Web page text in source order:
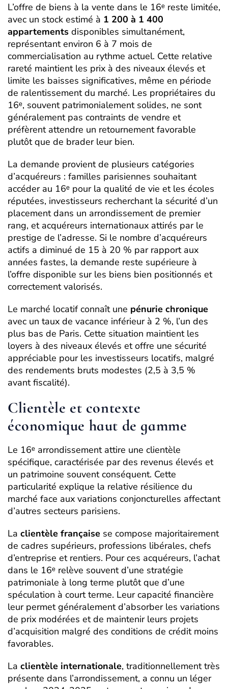
L’offre de biens à la vente dans le 16ᵉ reste limitée,
avec un stock estimé à 1 200 à 1 400
appartements disponibles simultanément,
représentant environ 6 à 7 mois de
commercialisation au rythme actuel. Cette relative
rareté maintient les prix à des niveaux élevés et
limite les baisses significatives, même en période
de ralentissement du marché. Les propriétaires du
16ᵉ, souvent patrimonialement solides, ne sont
généralement pas contraints de vendre et
préfèrent attendre un retournement favorable
plutôt que de brader leur bien.
La demande provient de plusieurs catégories
d’acquéreurs : familles parisiennes souhaitant
accéder au 16ᵉ pour la qualité de vie et les écoles
réputées, investisseurs recherchant la sécurité d’un
placement dans un arrondissement de premier
rang, et acquéreurs internationaux attirés par le
prestige de l’adresse. Si le nombre d’acquéreurs
actifs a diminué de 15 à 20 % par rapport aux
années fastes, la demande reste supérieure à
l’offre disponible sur les biens bien positionnés et
correctement valorisés.
Le marché locatif connaît une pénurie chronique
avec un taux de vacance inférieur à 2 %, l’un des
plus bas de Paris. Cette situation maintient les
loyers à des niveaux élevés et offre une sécurité
appréciable pour les investisseurs locatifs, malgré
des rendements bruts modestes (2,5 à 3,5 %
avant fiscalité).
Clientèle et contexte
économique haut de gamme
Le 16ᵉ arrondissement attire une clientèle
spécifique, caractérisée par des revenus élevés et
un patrimoine souvent conséquent. Cette
particularité explique la relative résilience du
marché face aux variations conjoncturelles affectant
d’autres secteurs parisiens.
La clientèle française se compose majoritairement
de cadres supérieurs, professions libérales, chefs
d’entreprise et rentiers. Pour ces acquéreurs, l’achat
dans le 16ᵉ relève souvent d’une stratégie
patrimoniale à long terme plutôt que d’une
spéculation à court terme. Leur capacité financière
leur permet généralement d’absorber les variations
de prix modérées et de maintenir leurs projets
d’acquisition malgré des conditions de crédit moins
favorables.
La clientèle internationale, traditionnellement très
présente dans l’arrondissement, a connu un léger